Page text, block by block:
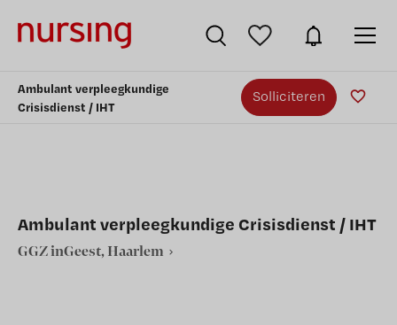
Ambulant verpleegkundige
Crisisdienst / IHT
Solliciteren
Ambulant verpleegkundige Crisisdienst / IHT
GGZ inGeest, Haarlem